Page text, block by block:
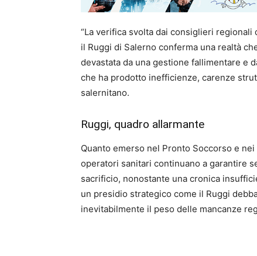
“La verifica svolta dai consiglieri regionali
il Ruggi di Salerno conferma una realtà
devastata da una gestione fallimentare e
che ha prodotto inefficienze, carenze
salernitano.
Ruggi, quadro allarmante
Quanto emerso nel Pronto Soccorso e
operatori sanitari continuano a garantire
sacrificio, nonostante una cronica
un presidio strategico come il Ruggi
inevitabilmente il peso delle mancanze